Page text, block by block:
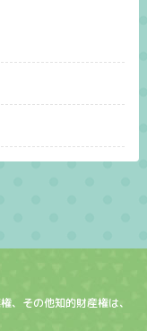
、その他知的財産権は、